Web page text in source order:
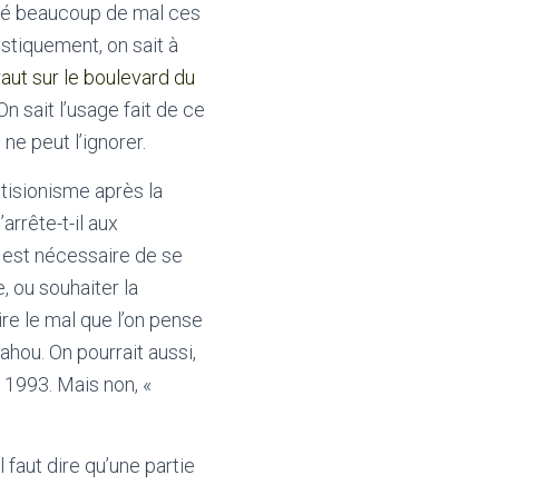
beaucoup de mal ces
on sait à
sur le boulevard du
sait l’usage fait de ce
peut l’ignorer.
après la
t-il aux
est nécessaire de se
ou souhaiter la
le mal que l’on pense
On pourrait aussi,
Mais non, «
dire qu’une partie